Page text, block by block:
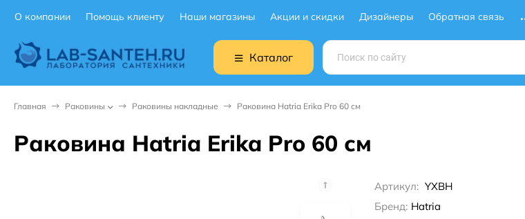
О компании Помощь клиенту Наши магазины Акции и скидки Дизайнеры Обратная связь
Каталог
Главная Раковины Раковины накладные Раковина Hatria Erika Pro 60 см
Раковина Hatria Erika Pro 60 см
Артикул: YXBH
Бренд: Hatria